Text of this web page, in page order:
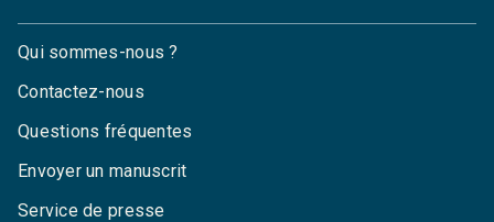
Qui sommes-nous ?
Contactez-nous
Questions fréquentes
Envoyer un manuscrit
Service de presse